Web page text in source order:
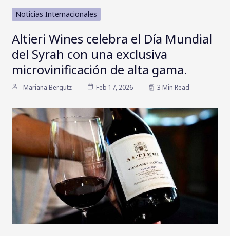
Noticias Internacionales
Altieri Wines celebra el Día Mundial
del Syrah con una exclusiva
microvinificación de alta gama.
Mariana Bergutz Feb 17, 2026 3 Min Read